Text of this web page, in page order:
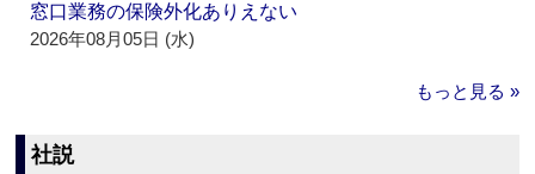
窓口業務の保険外化ありえない
2026年08月05日 (水)
もっと見る »
社説